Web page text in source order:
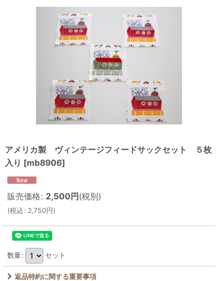
アメリカ製 ヴィンテージフィードサックセット ５枚
入り [mb8906]
販売価格: 2,500円(税別)
(税込: 2,750円)
数量: セット
返品特約に関する重要事項